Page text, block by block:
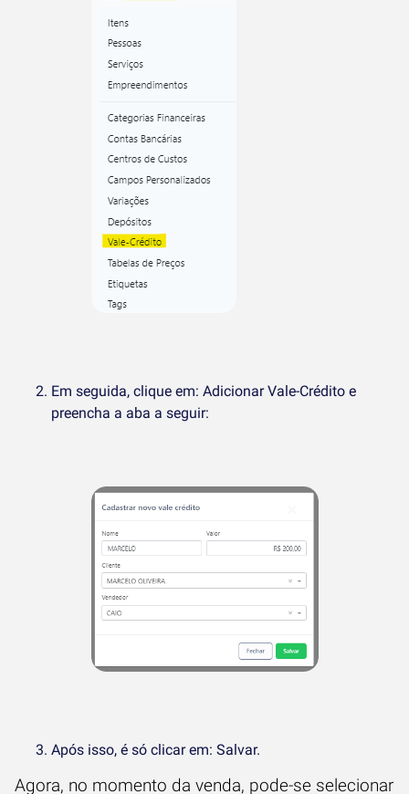
Em seguida, clique em: Adicionar Vale-Crédito e
preencha a aba a seguir:
Após isso, é só clicar em: Salvar.
Agora, no momento da venda, pode-se selecionar